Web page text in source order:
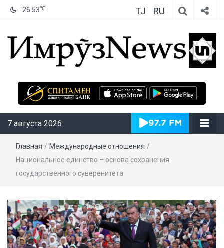
26.53℃ TJ RU
ИмрӯзNews
7 августа 2026
Главная / Международные отношения /
Национальное единство – основа сохранения
государственного суверенитета